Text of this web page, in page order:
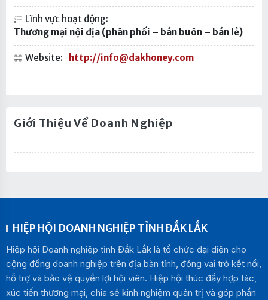
Lĩnh vực hoạt động:
Thương mại nội địa (phân phối – bán buôn – bán lẻ)
Website: http://info@dakhoney.com
Giới Thiệu Về Doanh Nghiệp
HIỆP HỘI DOANH NGHIỆP TỈNH ĐẮK LẮK
Hiệp hội Doanh nghiệp tỉnh Đắk Lắk là tổ chức đại diện cho
cộng đồng doanh nghiệp trên địa bàn tỉnh, đóng vai trò kết nối,
hỗ trợ và bảo vệ quyền lợi hội viên. Hiệp hội thúc đẩy hợp tác,
xúc tiến thương mại, chia sẻ kinh nghiệm quản trị và góp phần